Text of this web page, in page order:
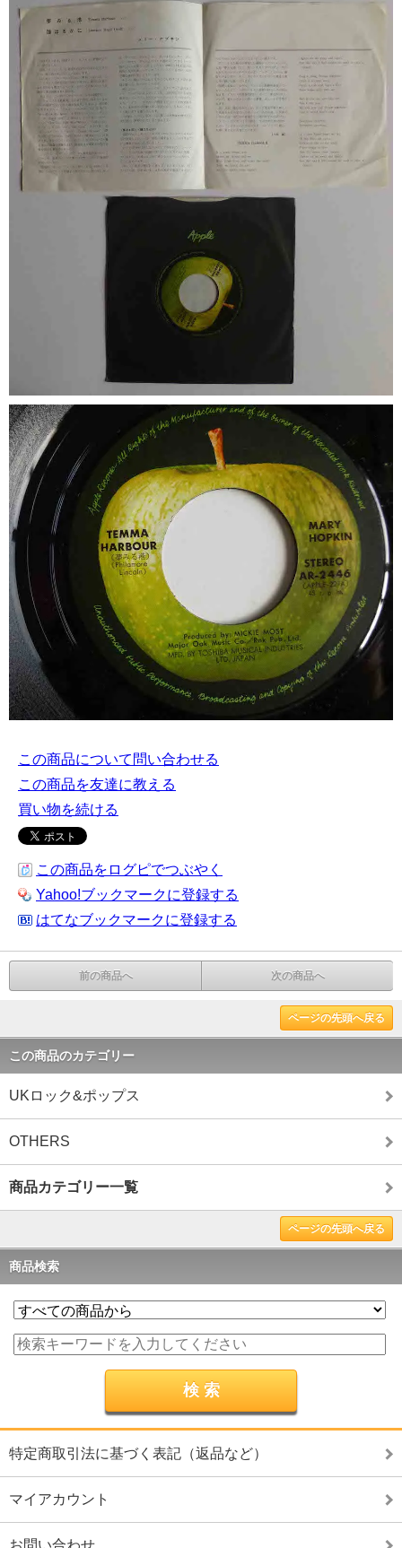
この商品について問い合わせる
この商品を友達に教える
買い物を続ける
この商品をログピでつぶやく
Yahoo!ブックマークに登録する
はてなブックマークに登録する
前の商品へ 次の商品へ
ページの先頭へ戻る
この商品のカテゴリー
UKロック&ポップス
OTHERS
商品カテゴリー一覧
ページの先頭へ戻る
商品検索
特定商取引法に基づく表記（返品など）
マイアカウント
お問い合わせ